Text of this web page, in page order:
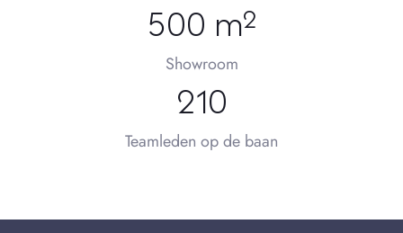
500 m²
Showroom
210
Teamleden op de baan